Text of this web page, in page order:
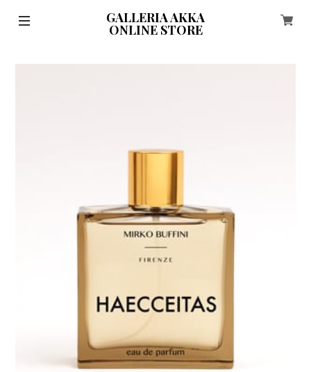
GALLERIA AKKA
ONLINE STORE